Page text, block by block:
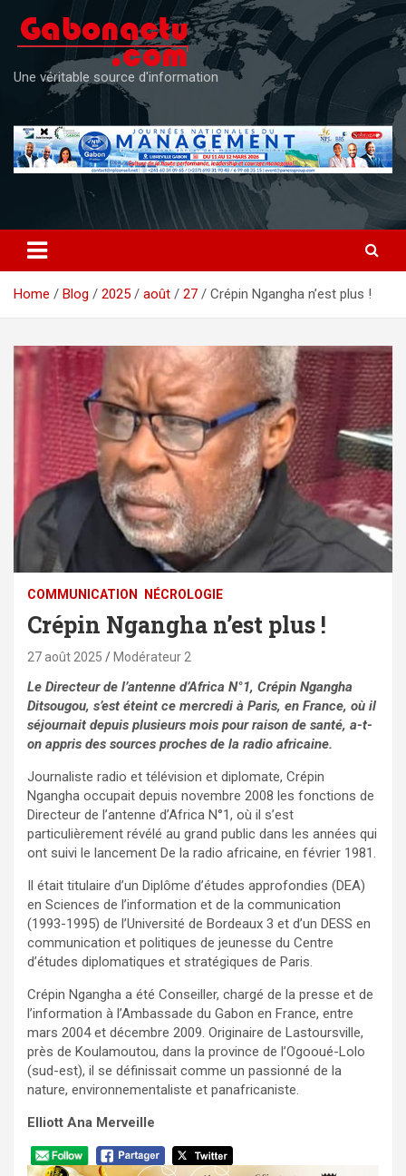
content
Une véritable source d'information
Home Blog 2025 août 27 Crépin Ngangha n’est plus !
COMMUNICATION NÉCROLOGIE
Crépin Ngangha n’est plus !
27 août 2025 Modérateur 2
Le Directeur de l’antenne d’Africa N°1, Crépin Ngangha
Ditsougou, s’est éteint ce mercredi à Paris, en France, où il
séjournait depuis plusieurs mois pour raison de santé, a-t-
on appris des sources proches de la radio africaine.
Journaliste radio et télévision et diplomate, Crépin
Ngangha occupait depuis novembre 2008 les fonctions de
Directeur de l’antenne d’Africa N°1, où il s’est
particulièrement révélé au grand public dans les années qui
ont suivi le lancement De la radio africaine, en février 1981.
Il était titulaire d’un Diplôme d’études approfondies (DEA)
en Sciences de l’information et de la communication
(1993-1995) de l’Université de Bordeaux 3 et d’un DESS en
communication et politiques de jeunesse du Centre
d’études diplomatiques et stratégiques de Paris.
Crépin Ngangha a été Conseiller, chargé de la presse et de
l’information à l’Ambassade du Gabon en France, entre
mars 2004 et décembre 2009. Originaire de Lastoursville,
près de Koulamoutou, dans la province de l’Ogooué-Lolo
(sud-est), il se définissait comme un passionné de la
nature, environnementaliste et panafricaniste.
Elliott Ana Merveille